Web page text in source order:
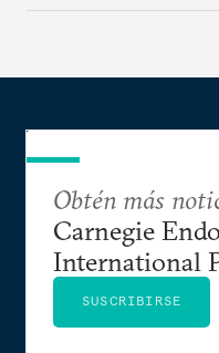
Obtén más
Carnegie
International
SUSCRIBIRSE